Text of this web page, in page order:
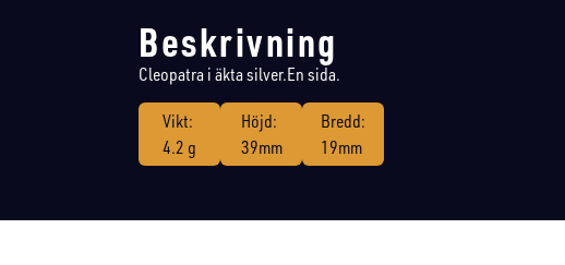
Beskrivning
Cleopatra i äkta silver.En sida.
Vikt:
4.2 g
Höjd:
39mm
Bredd:
19mm